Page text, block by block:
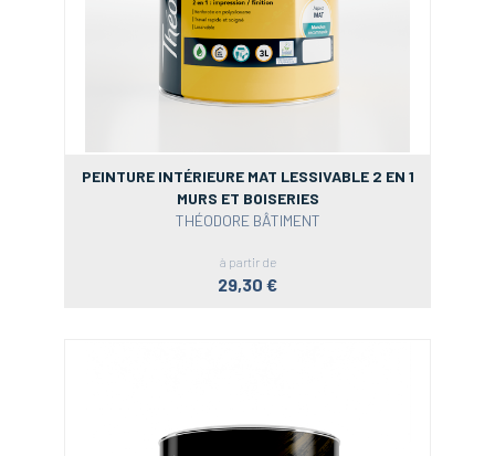
PEINTURE INTÉRIEURE MAT LESSIVABLE 2 EN 1
MURS ET BOISERIES
THÉODORE BÂTIMENT
à partir de
29,30 €